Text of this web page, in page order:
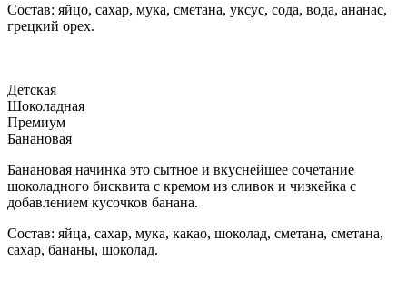
Состав: яйцо, сахар, мука, сметана, уксус, сода, вода, ананас,
грецкий орех.
Детская
Шоколадная
Премиум
Банановая
Банановая начинка это сытное и вкуснейшее сочетание
шоколадного бисквита с кремом из сливок и чизкейка с
добавлением кусочков банана.
Состав: яйца, сахар, мука, какао, шоколад, сметана, сметана,
сахар, бананы, шоколад.